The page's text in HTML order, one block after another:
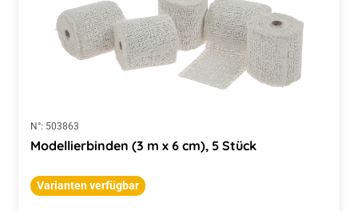
N°: 503863
Modellierbinden (3 m x 6 cm), 5 Stück
Varianten verfügbar